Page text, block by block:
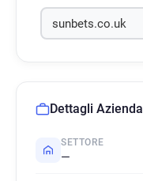
Dettagli Azienda
SETTORE
—